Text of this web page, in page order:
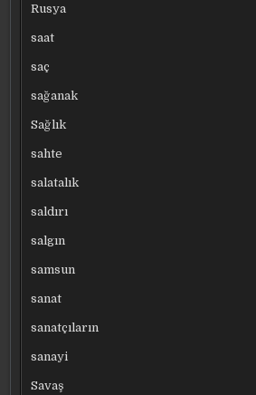
Rusya
saat
saç
sağanak
Sağlık
sahte
salatalık
saldırı
salgın
samsun
sanat
sanatçıların
sanayi
Savaş